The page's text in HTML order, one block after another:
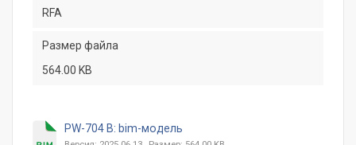
RFA
Размер файла
564.00 KB
PW-704 B: bim-модель